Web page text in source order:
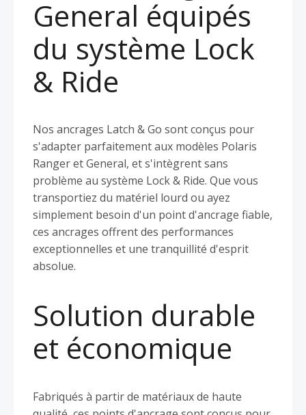
General équipés
du système Lock
& Ride
Nos ancrages Latch & Go sont conçus pour
s'adapter parfaitement aux modèles Polaris
Ranger et General, et s'intègrent sans
problème au système Lock & Ride. Que vous
transportiez du matériel lourd ou ayez
simplement besoin d'un point d'ancrage fiable,
ces ancrages offrent des performances
exceptionnelles et une tranquillité d'esprit
absolue.
Solution durable
et économique
Fabriqués à partir de matériaux de haute